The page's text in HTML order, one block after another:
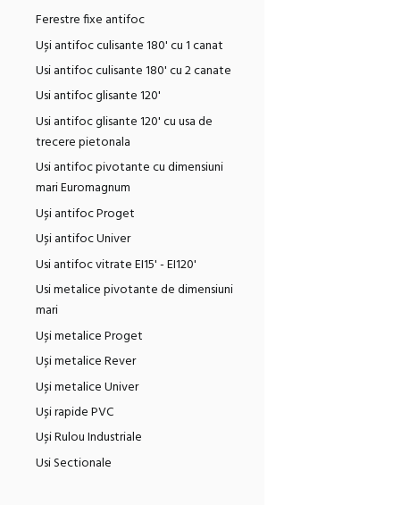
Ferestre fixe antifoc
Uși antifoc culisante 180' cu 1 canat
Usi antifoc culisante 180' cu 2 canate
Usi antifoc glisante 120'
Usi antifoc glisante 120' cu usa de
trecere pietonala
Usi antifoc pivotante cu dimensiuni
mari Euromagnum
Uși antifoc Proget
Uși antifoc Univer
Usi antifoc vitrate EI15' - EI120'
Usi metalice pivotante de dimensiuni
mari
Uși metalice Proget
Uși metalice Rever
Uși metalice Univer
Uși rapide PVC
Uși Rulou Industriale
Usi Sectionale